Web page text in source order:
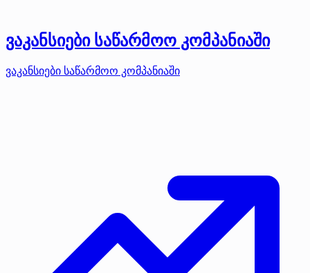
ვაკანსიები საწარმოო კომპანიაში
ვაკანსიები საწარმოო კომპანიაში